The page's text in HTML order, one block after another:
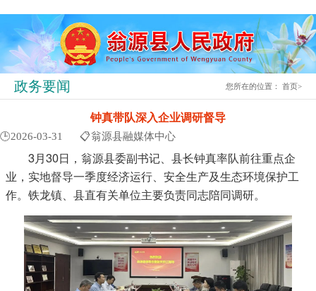
政务要闻 您所在的位置：首页>
钟真带队深入企业调研督导
🕒2026-03-31 📋翁源县融媒体中心
3月30日，翁源县委副书记、县长钟真率队前往重点企
业，实地督导一季度经济运行、安全生产及生态环境保护工
作。铁龙镇、县直有关单位主要负责同志陪同调研。